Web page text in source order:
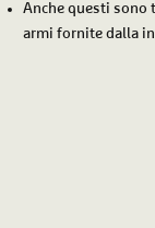
Anche questi sono
armi fornite dalla